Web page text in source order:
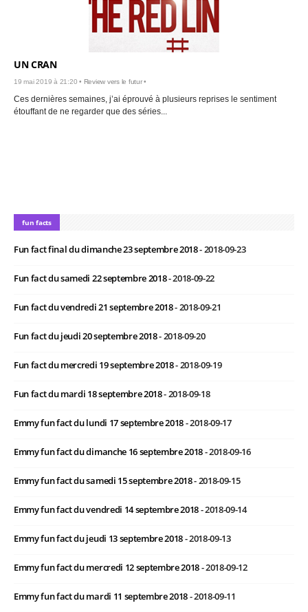
UN CRAN
19 mai 2019 à 21:20 • Review vers le futur•
Ces dernières semaines, j’ai éprouvé à plusieurs reprises le sentiment
étouffant de ne regarder que des séries...
fun facts
Fun fact final du dimanche 23 septembre 2018- 2018-09-23
Fun fact du samedi 22 septembre 2018- 2018-09-22
Fun fact du vendredi 21 septembre 2018- 2018-09-21
Fun fact du jeudi 20 septembre 2018- 2018-09-20
Fun fact du mercredi 19 septembre 2018- 2018-09-19
Fun fact du mardi 18 septembre 2018- 2018-09-18
Emmy fun fact du lundi 17 septembre 2018- 2018-09-17
Emmy fun fact du dimanche 16 septembre 2018- 2018-09-16
Emmy fun fact du samedi 15 septembre 2018- 2018-09-15
Emmy fun fact du vendredi 14 septembre 2018- 2018-09-14
Emmy fun fact du jeudi 13 septembre 2018- 2018-09-13
Emmy fun fact du mercredi 12 septembre 2018- 2018-09-12
Emmy fun fact du mardi 11 septembre 2018- 2018-09-11